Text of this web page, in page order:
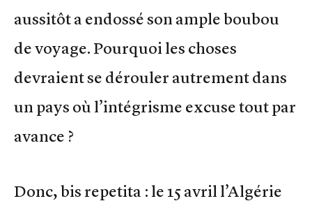
aussitôt a endossé son ample boubou
de voyage. Pourquoi les choses
devraient se dérouler autrement dans
un pays où l’intégrisme excuse tout par
avance ?
Donc, bis repetita : le 15 avril l’Algérie